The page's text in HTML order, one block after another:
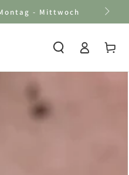
- Mittwoch
Einloggen